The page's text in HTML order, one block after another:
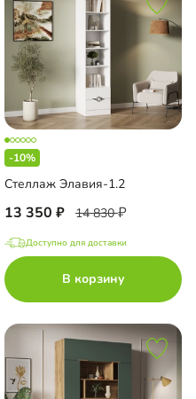
-10%
Стеллаж Элавия-1.2
13 350 14 830
Доступно для доставки
В корзину